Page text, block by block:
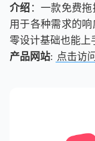
介绍 ：一款免费
用于各种需求的
零设计基础也能上
产品网站: 点击访问